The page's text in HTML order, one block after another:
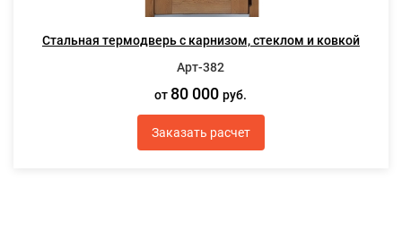
Стальная термодверь с карнизом, стеклом и ковкой
Арт-382
от 80 000руб.
Заказать расчет